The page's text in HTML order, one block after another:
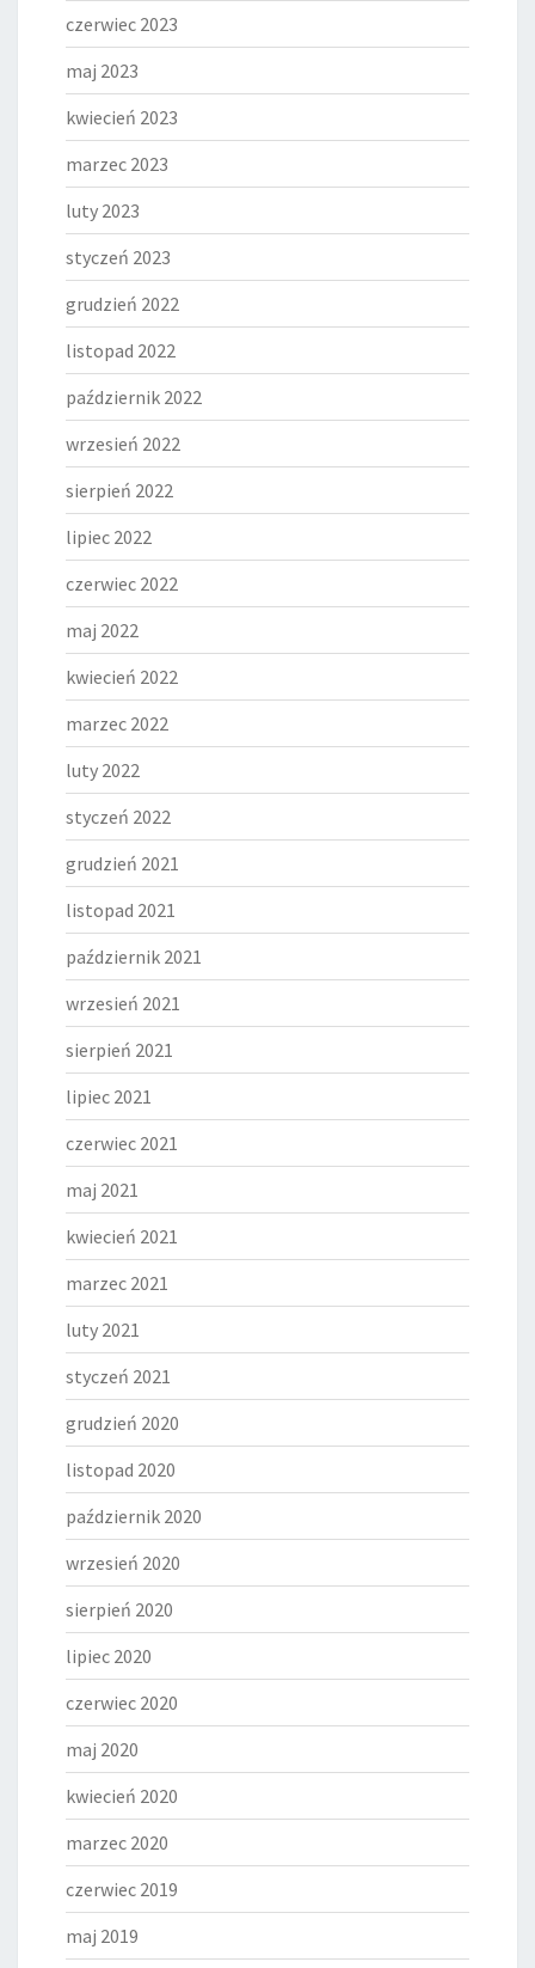
czerwiec 2023
maj 2023
kwiecień 2023
marzec 2023
luty 2023
styczeń 2023
grudzień 2022
listopad 2022
październik 2022
wrzesień 2022
sierpień 2022
lipiec 2022
czerwiec 2022
maj 2022
kwiecień 2022
marzec 2022
luty 2022
styczeń 2022
grudzień 2021
listopad 2021
październik 2021
wrzesień 2021
sierpień 2021
lipiec 2021
czerwiec 2021
maj 2021
kwiecień 2021
marzec 2021
luty 2021
styczeń 2021
grudzień 2020
listopad 2020
październik 2020
wrzesień 2020
sierpień 2020
lipiec 2020
czerwiec 2020
maj 2020
kwiecień 2020
marzec 2020
czerwiec 2019
maj 2019